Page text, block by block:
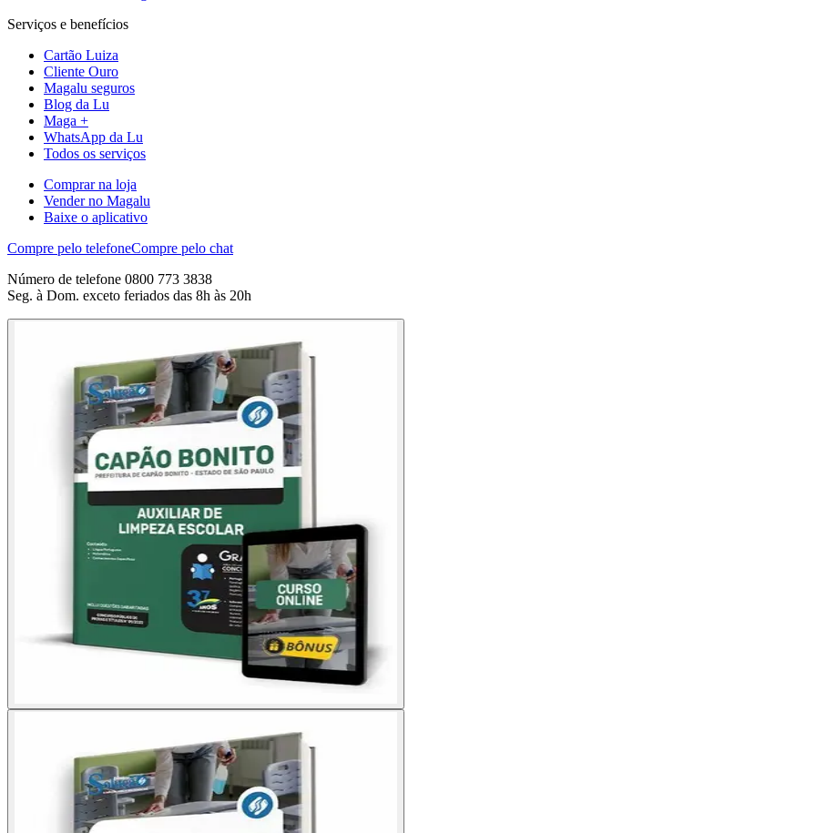
Serviços e benefícios
Cartão Luiza
Cliente Ouro
Magalu seguros
Blog da Lu
Maga +
WhatsApp da Lu
Todos os serviços
Comprar na loja
Vender no Magalu
Baixe o aplicativo
Compre pelo telefoneCompre pelo chat
Número de telefone 0800 773 3838
Seg. à Dom. exceto feriados das 8h às 20h